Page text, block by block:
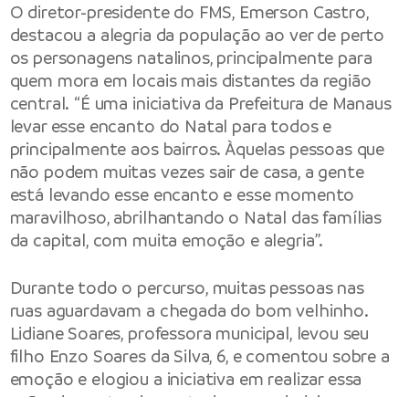
O diretor-presidente do FMS, Emerson Castro,
destacou a alegria da população ao ver de perto
os personagens natalinos, principalmente para
quem mora em locais mais distantes da região
central. “É uma iniciativa da Prefeitura de Manaus
levar esse encanto do Natal para todos e
principalmente aos bairros. Àquelas pessoas que
não podem muitas vezes sair de casa, a gente
está levando esse encanto e esse momento
maravilhoso, abrilhantando o Natal das famílias
da capital, com muita emoção e alegria”.
Durante todo o percurso, muitas pessoas nas
ruas aguardavam a chegada do bom velhinho.
Lidiane Soares, professora municipal, levou seu
filho Enzo Soares da Silva, 6, e comentou sobre a
emoção e elogiou a iniciativa em realizar essa